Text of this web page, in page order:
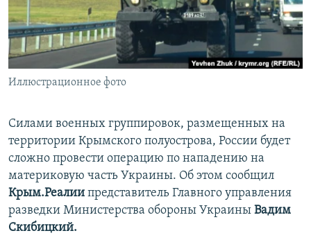
ПОБЕДИТЕЛЕЙ НЕ СУДЯТ?
КРЫМ.НЕПОКОРЕННЫЙ
УКРАИНСКАЯ ПРОБЛЕМА КРЫМА
ПРИСОЕДИНЯЙТЕСЬ!
Иллюстрационное фото
Силами военных группировок, размещенных на
территории Крымского полуострова, России будет
сложно провести операцию по нападению на
материковую часть Украины. Об этом сообщил
Крым.Реалии представитель Главного управления
разведки Министерства обороны Украины Вадим
Скибицкий.